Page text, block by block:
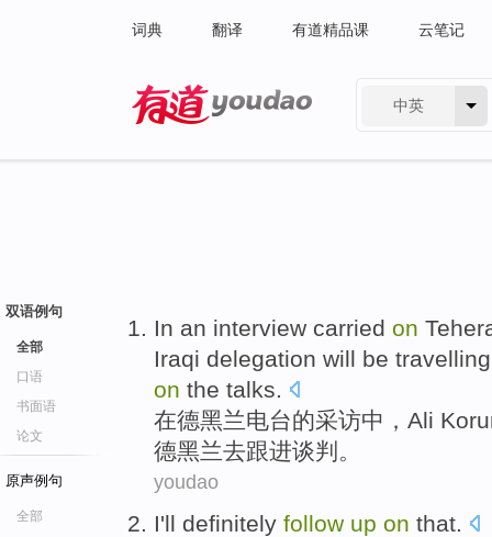
词典 翻译 有道精品课 云笔记
中英
双语例句
全部
口语
书面语
论文
原声例句
全部
In an interview carried on
Iraqi delegation will be
on the talks.
在德黑兰电台的采访中， Ali
德黑兰去跟进谈判。
youdao
I'll definitely follow up on that.